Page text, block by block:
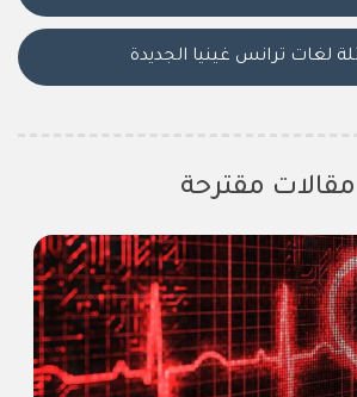
لغات ترانس غينيا الجديدة
مقالات مقترحة